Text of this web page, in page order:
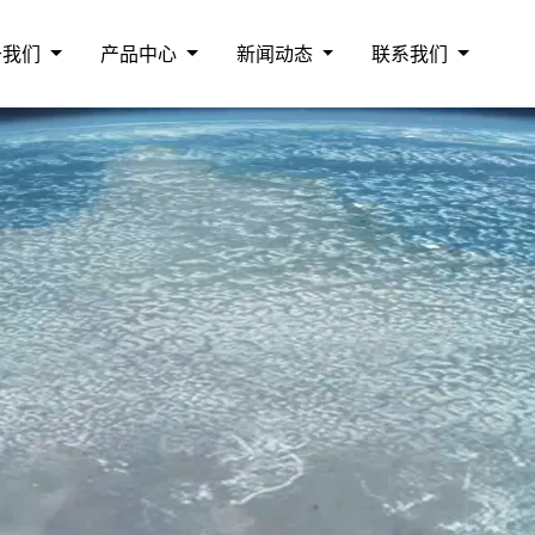
们 产品中心 新闻动态 联系我们